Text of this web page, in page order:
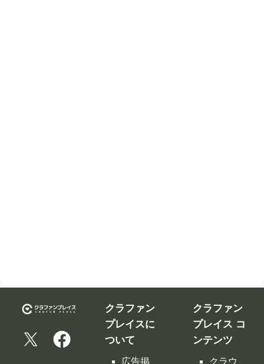
クラファンを
告知、拡散す
るなら
ついて
広告掲
載につ
いて
修正依
ンテンツ
クラウ
ドファ
ンディ